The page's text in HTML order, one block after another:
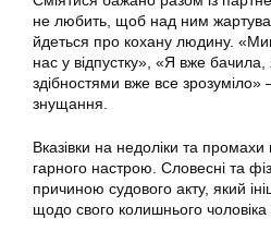
не любить, щоб над ним
йдеться про кохану людину.
нас у відпустку», «Я вже бачила,
здібностями вже все
знущання.
Вказівки на недоліки та
гарного настрою. Словесні та
причиною судового акту, який
щодо свого колишнього